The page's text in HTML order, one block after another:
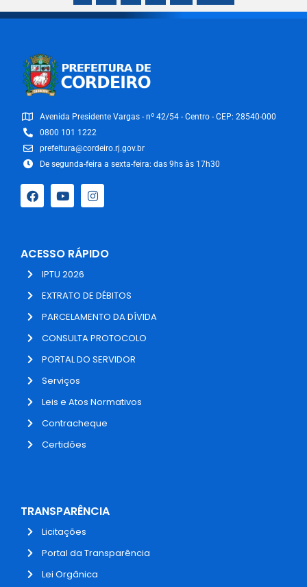
Avenida Presidente Vargas - nº 42/54 - Centro - CEP: 28540-000
0800 101 1222
prefeitura@cordeiro.rj.gov.br
De segunda-feira a sexta-feira: das 9hs às 17h30
ACESSO RÁPIDO
IPTU 2026
EXTRATO DE DÉBITOS
PARCELAMENTO DA DÍVIDA
CONSULTA PROTOCOLO
PORTAL DO SERVIDOR
Serviços
Leis e Atos Normativos
Contracheque
Certidões
TRANSPARÊNCIA
Licitações
Portal da Transparência
Lei Orgânica